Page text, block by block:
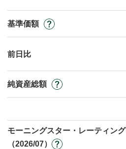
基準価額
前日比
純資産総額
モーニングスター・レーティング
（2026/07）